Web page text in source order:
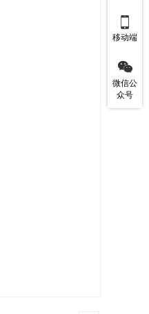

移动端

微信公
众号